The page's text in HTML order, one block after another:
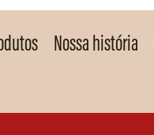
Nossa história